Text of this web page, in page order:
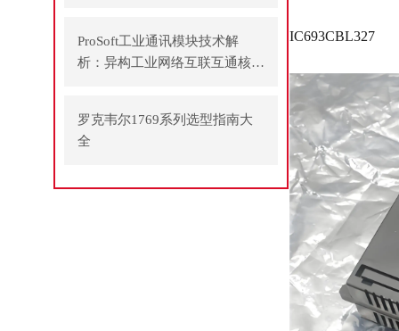
ProSoft工业通讯模块技术解
析：异构工业网络互联互通核心
罗克韦尔1769系列选型指南大
全
IC693CBL327